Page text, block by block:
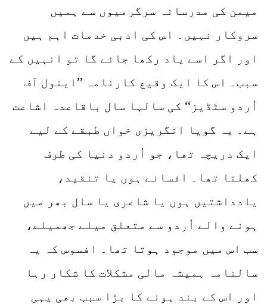
میمن کی مدرسانہ سرگرمیوں سے ہمیں
سروکار نہیں۔ اس کی ادبی خدمات اہم ہیں
اور اگر اسے یاد رکھا جائے گا تو انہیں کے
سبب۔ اس کا ایک وقیع کارنامہ ’’اینول آف
اُردو سٹڈیز‘‘ کی سالہا سال باقاعدہ اشاعت
ہے۔ یہ گویا انگریزی خواں طبقے کے لیے
ایک دریچہ تھا، جو اُردو دنیا کی طرف
کھلتا تھا۔ افسانے ہوں یا تنقید،
یادداشتیں ہوں یا شاعری یا سال بھر میں
ہونے والے اُردو سے متعلق میلے جھمیلے،
سب اس میں موجود ہوتا تھا۔ افسوس کہ یہ
سالنامہ ہمیشہ مالی مشکلات کا شکار رہا
اور اس کے بند ہونے کا بڑا سبب بھی یہی